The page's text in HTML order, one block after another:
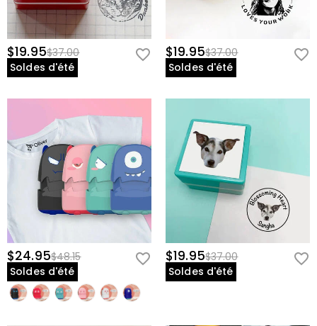
$19.95$37.00
Soldes d'été
$19.95$37.00
Soldes d'été
$24.95$48.15
Soldes d'été
$19.95$37.00
Soldes d'été